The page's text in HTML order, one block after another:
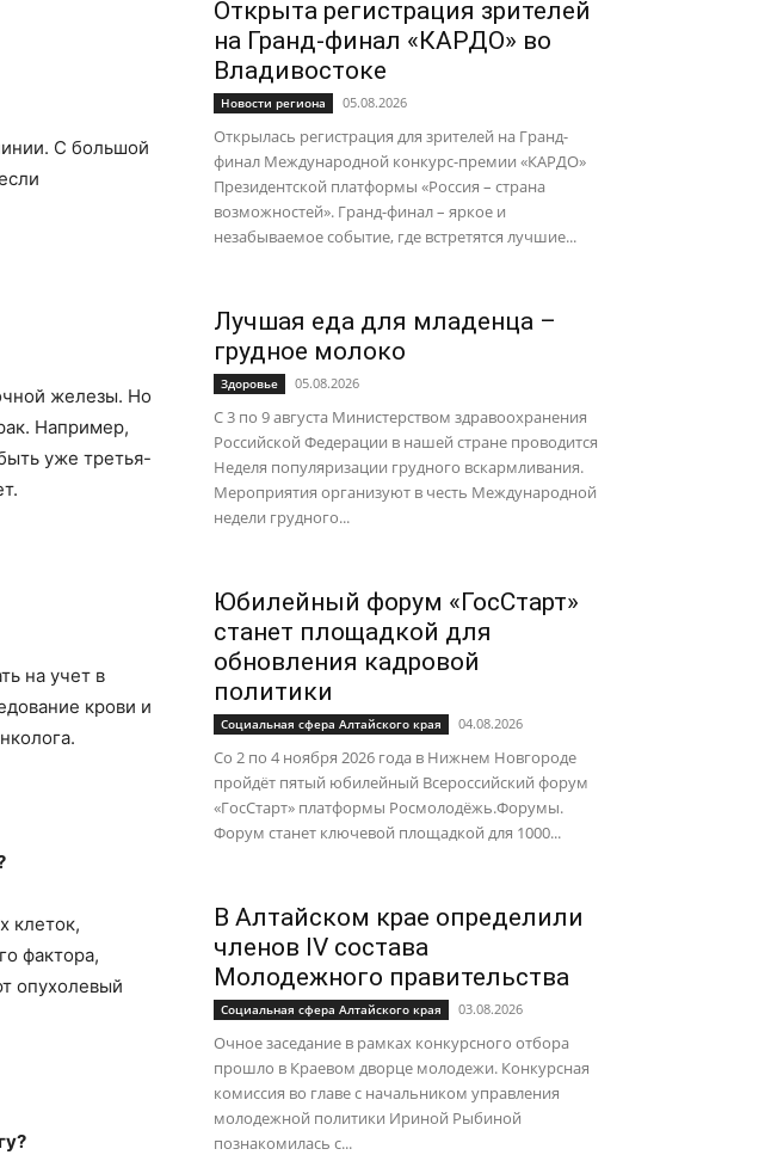
С большой
железы. Но
Например,
уже третья-
на учет в
крови и
клеток,
фактора,
опухолевый
Открыта регистрация зрителей
на Гранд-финал «КАРДО» во
Владивостоке
Новости региона 05.08.2026
Открылась регистрация для зрителей на Гранд-
финал Международной конкурс-премии «КАРДО»
Президентской платформы «Россия – страна
возможностей». Гранд-финал – яркое и
незабываемое событие, где встретятся лучшие...
Лучшая еда для младенца –
грудное молоко
Здоровье 05.08.2026
С 3 по 9 августа Министерством здравоохранения
Российской Федерации в нашей стране проводится
Неделя популяризации грудного вскармливания.
Мероприятия организуют в честь Международной
недели грудного...
Юбилейный форум «ГосСтарт»
станет площадкой для
обновления кадровой
политики
Социальная сфера Алтайского края 04.08.2026
Со 2 по 4 ноября 2026 года в Нижнем Новгороде
пройдёт пятый юбилейный Всероссийский форум
«ГосСтарт» платформы Росмолодёжь.Форумы.
Форум станет ключевой площадкой для 1000...
В Алтайском крае определили
членов IV состава
Молодежного правительства
Социальная сфера Алтайского края 03.08.2026
Очное заседание в рамках конкурсного отбора
прошло в Краевом дворце молодежи. Конкурсная
комиссия во главе с начальником управления
молодежной политики Ириной Рыбиной
познакомилась с...